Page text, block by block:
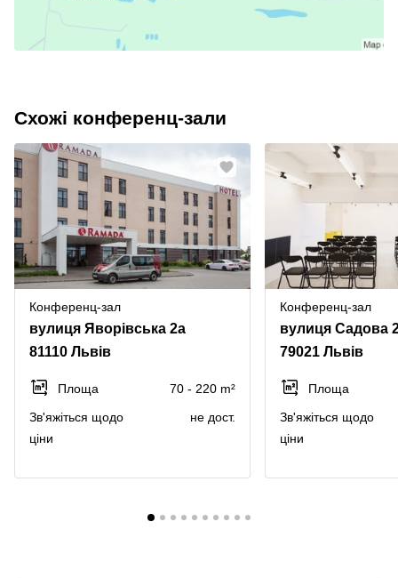
Схожі конференц-зали
Конференц-зал
вулиця Яворівська 2a
81110 Львів
Площа
70 - 220 m²
Зв'яжіться щодо
ціни
не дост.
Конференц-зал
вулиця Садова
79021 Львів
Площа
Зв'яжіться щодо
ціни